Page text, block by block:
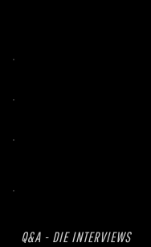
Q&A - DIE INTERVIEWS